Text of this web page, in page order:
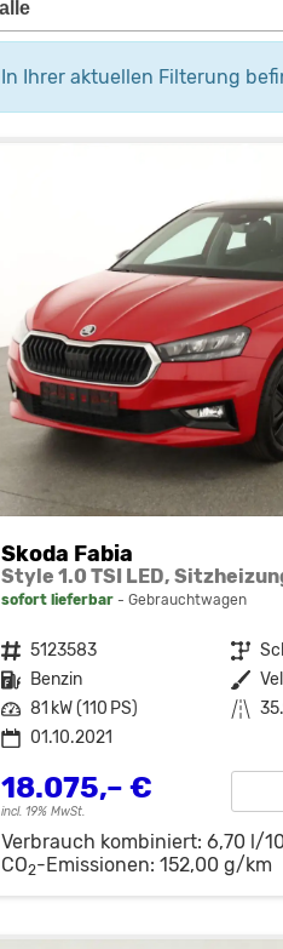
In Ihrer aktuellen Filterung
Skoda Fabia
sofort lieferbar Gebrauchtwagen
Fahrzeugnr. 5123583 Getriebe
Kraftstoff Benzin Außenfarbe
Leistung 81 kW (110 PS) Kilometerstand
01.10.2021
18.075,– €
incl. 19% MwSt.
Verbrauch kombiniert: 6,70 l/
CO2-Emissionen: 152,00 g/km